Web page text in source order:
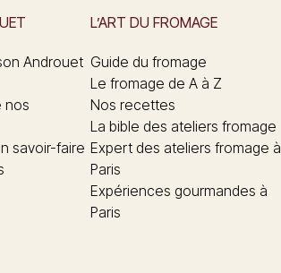
Androuet
nos
savoir-faire
L’ART DU FROMAGE
Guide du fromage
Le fromage de A à Z
Nos recettes
La bible des ateliers fromage
Expert des ateliers fromage à
Paris
Expériences gourmandes à
Paris